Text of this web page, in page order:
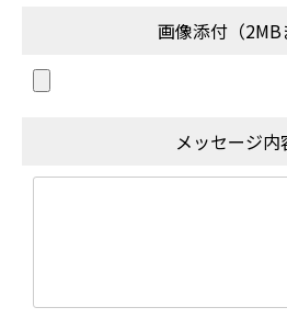
画像添付（2MB
メッセージ内